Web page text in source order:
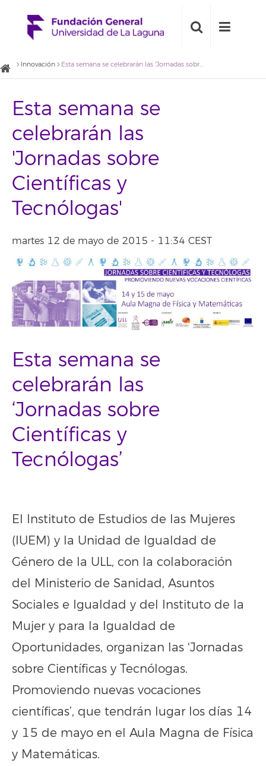
Innovación Esta semana se celebrarán las 'Jornadas sobre Científicas y Tecnólogas'
Esta semana se
celebrarán las
'Jornadas sobre
Científicas y
Tecnólogas'
martes 12 de mayo de 2015 - 11:34 CEST
Esta semana se
celebrarán las
‘Jornadas sobre
Científicas y
Tecnólogas’
El Instituto de Estudios de las Mujeres
(IUEM) y la Unidad de Igualdad de
Género de la ULL, con la colaboración
del Ministerio de Sanidad, Asuntos
Sociales e Igualdad y del Instituto de la
Mujer y para la Igualdad de
Oportunidades, organizan las ‘Jornadas
sobre Científicas y Tecnólogas.
Promoviendo nuevas vocaciones
científicas’, que tendrán lugar los días 14
y 15 de mayo en el Aula Magna de Física
y Matemáticas.